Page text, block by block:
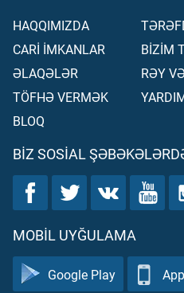
HAQQIMIZDA
CARİ İMKANLAR
ƏLAQƏLƏR
TÖFHƏ VERMƏK
BLOQ
BİZİM
RƏY
BIZ SOSIAL
MOBIL UYĞULAMA
Google Play